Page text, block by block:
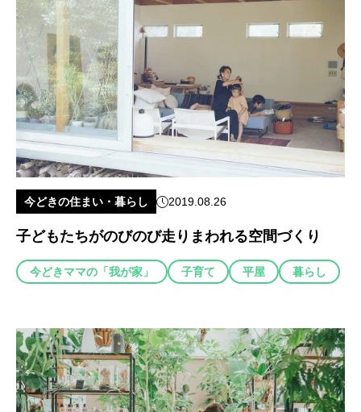
今どきの住まい・暮らし 2019.08.26
子どもたちがのびのび走りまわれる空間づくり
今どきママの「我が家」 子育て 平屋 暮らし